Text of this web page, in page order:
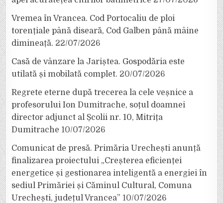
Vremea în Vrancea. Cod Portocaliu de ploi
torențiale până diseară, Cod Galben până mâine
dimineață. 22/07/2026
Casă de vânzare la Jariștea. Gospodăria este
utilată și mobilată complet. 20/07/2026
Regrete eterne după trecerea la cele veșnice a
profesorului Ion Dumitrache, soțul doamnei
director adjunct al Școlii nr. 10, Mitrița
Dumitrache 10/07/2026
Comunicat de presă. Primăria Urechești anunță
finalizarea proiectului „Creșterea eficienței
energetice și gestionarea inteligentă a energiei în
sediul Primăriei și Căminul Cultural, Comuna
Urechești, județul Vrancea” 10/07/2026